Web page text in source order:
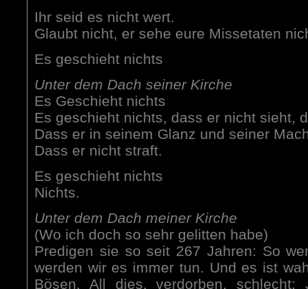
Ihr seid es nicht wert.
Glaubt nicht, er sehe eure Missetaten
Es geschieht nichts
Unter dem Dach seiner Kirche
Es Geschieht nichts
Es geschieht nichts, dass er nicht sieht,
Dass er in seinem Glanz und seiner
Dass er nicht straft.
Es geschieht nichts
Nichts.
Unter dem Dach meiner Kirche
(Wo ich doch so sehr gelitten habe)
Predigen sie so seit 267 Jahren: So
werden wir es immer tun. Und es ist
Bösen. All dies, verdorben, schlecht: